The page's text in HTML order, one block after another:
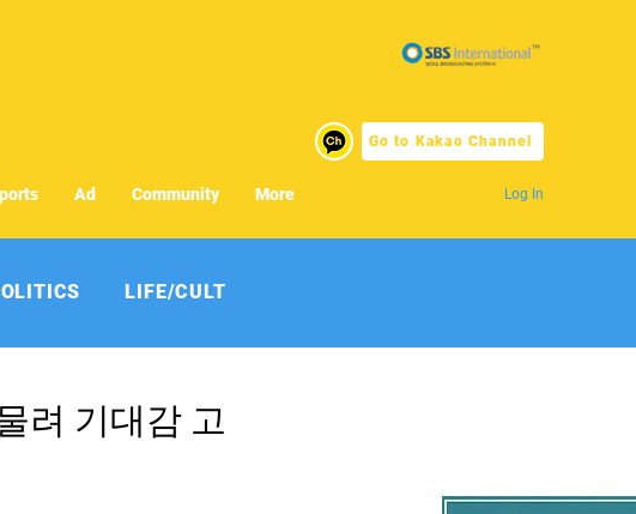
Go to Kakao Channel
Log In
Ad Community More
LIFE/CULT
려 기대감 고